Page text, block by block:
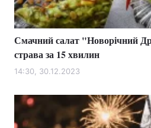
Смачний салат "Новорічний
страва за 15 хвилин
14:30, 30.12.2023